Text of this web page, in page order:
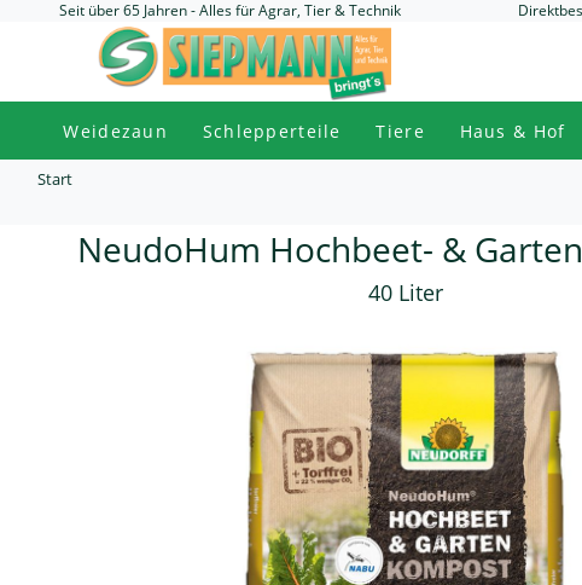
Seit über 65 Jahren - Alles für Agrar, Tier & Technik
Weidezaun Schlepperteile Tiere Haus & Hof
Start
NeudoHum Hochbeet- &
40 Liter